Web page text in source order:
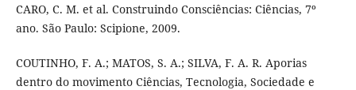
CARO, C. M. et al. Construindo Consciências: Ciências, 7º
ano. São Paulo: Scipione, 2009.
COUTINHO, F. A.; MATOS, S. A.; SILVA, F. A. R. Aporias
dentro do movimento Ciências, Tecnologia, Sociedade e